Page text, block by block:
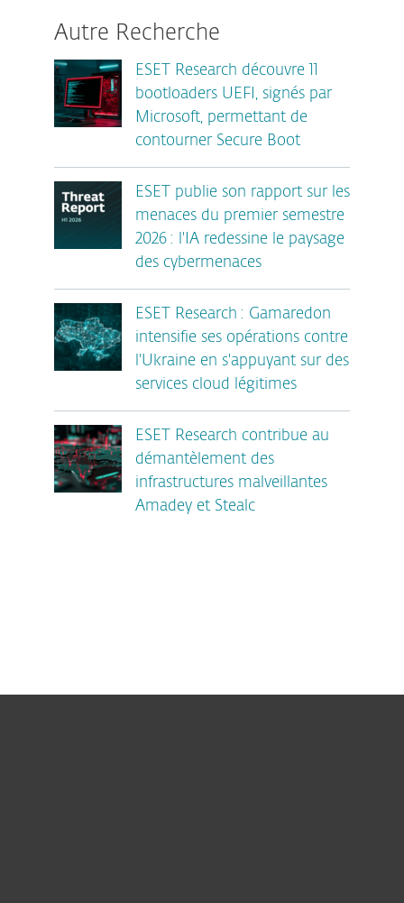
Autre Recherche
ESET Research découvre 11
bootloaders UEFI, signés par
Microsoft, permettant de
contourner Secure Boot
ESET publie son rapport sur les
menaces du premier semestre
2026 : l'IA redessine le paysage
des cybermenaces
ESET Research : Gamaredon
intensifie ses opérations contre
l'Ukraine en s'appuyant sur des
services cloud légitimes
ESET Research contribue au
démantèlement des
infrastructures malveillantes
Amadey et Stealc